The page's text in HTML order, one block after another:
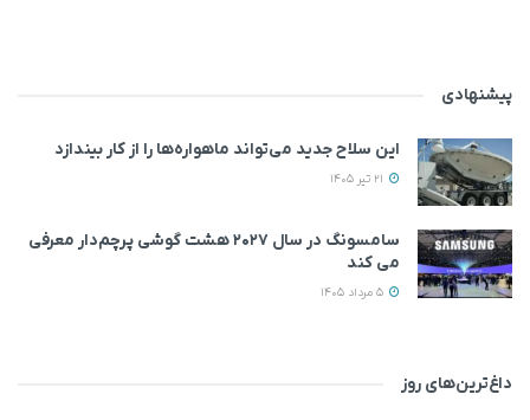
پیشنهادی
این سلاح جدید می‌تواند ماهواره‌ها را از کار بیندازد
سامسونگ در سال ۲۰۲۷ هشت گوشی پرچم‌دار معرفی
می‌ کند
داغ‌ترین‌های روز